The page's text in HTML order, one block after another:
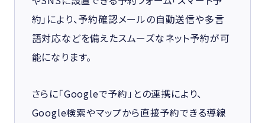
約」により、予約確認メールの自動送信や多言
語対応などを備えたスムーズなネット予約が可
能になります。
さらに「Googleで予約」との連携により、
Google検索やマップから直接予約できる導線